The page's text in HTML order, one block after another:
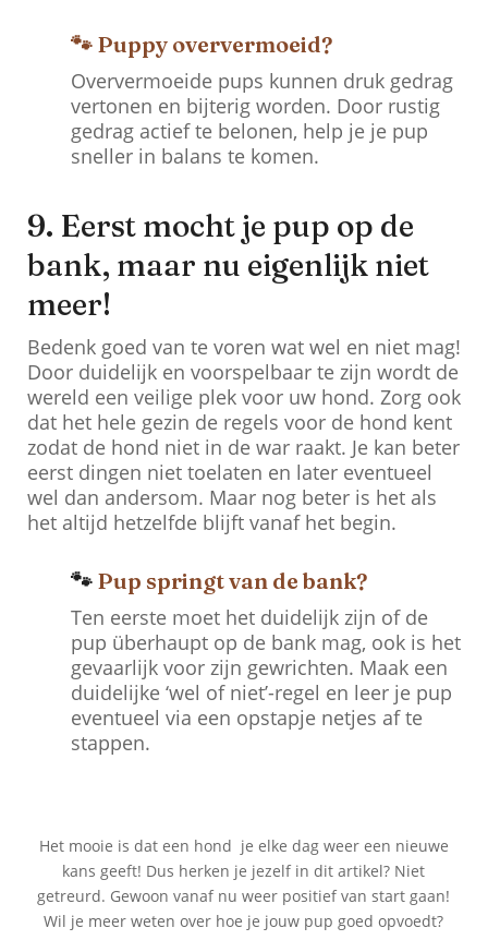
🐾 Puppy oververmoeid?
Oververmoeide pups kunnen druk gedrag
vertonen en bijterig worden. Door rustig
gedrag actief te belonen, help je je pup
sneller in balans te komen.
9. Eerst mocht je pup op de
bank, maar nu eigenlijk niet
meer!
Bedenk goed van te voren wat wel en niet mag!
Door duidelijk en voorspelbaar te zijn wordt de
wereld een veilige plek voor uw hond. Zorg ook
dat het hele gezin de regels voor de hond kent
zodat de hond niet in de war raakt. Je kan beter
eerst dingen niet toelaten en later eventueel
wel dan andersom. Maar nog beter is het als
het altijd hetzelfde blijft vanaf het begin.
🐾 Pup springt van de bank?
Ten eerste moet het duidelijk zijn of de
pup überhauptop de bank mag, ook is het
gevaarlijk voor zijn gewrichten. Maak een
duidelijke ‘wel of niet’-regel en leer je pup
eventueel via een opstapje netjes af te
stappen.
Het mooie is dat een hond je elke dag weer een nieuwe
kans geeft! Dus herken je jezelf in dit artikel? Niet
getreurd. Gewoon vanaf nu weer positief van start gaan!
Wil je meer weten over hoe je jouw pup goed opvoedt?